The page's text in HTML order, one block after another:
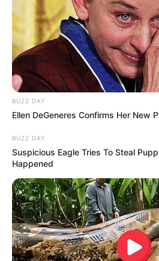
Bikin Ngakak, 10 Potret
Cosplay Murah Pakai
Seadanya
Anti Mainstream, 10 Cara
Membawa Barang
Versi Warga Thailand
BUZZ DAY
Ellen DeGeneres Confirms Her New
BUZZ DAY
Suspicious Eagle Tries To Steal
Happened